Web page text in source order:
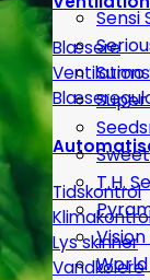
Blæsere
Tidskontrol
Lys skinner
Vandkølere
Sensi
Sumo
T.H.